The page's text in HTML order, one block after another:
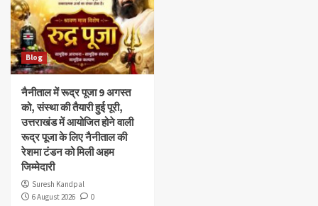
Blog
नैनीताल में रूद्र पूजा 9 अगस्त
को, संस्था की तैयारी हुई पूरी,
उत्तराखंड में आयोजित होने वाली
रूद्र पूजा के लिए नैनीताल की
रेशमा टंडन को मिली अहम
जिम्मेदारी
Suresh Kandpal
6 August 2026
0